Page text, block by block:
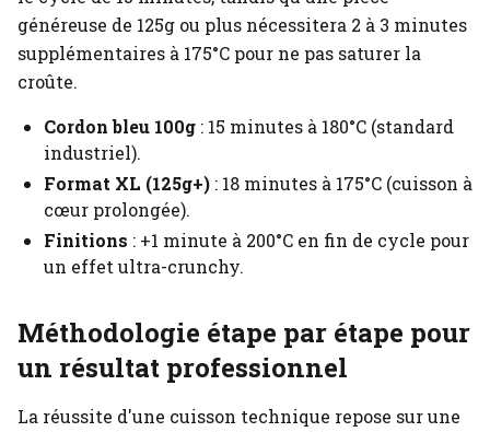
généreuse de 125g ou plus nécessitera 2 à 3 minutes
supplémentaires à 175°C pour ne pas saturer la
croûte.
Cordon bleu 100g : 15 minutes à 180°C (standard
industriel).
Format XL (125g+) : 18 minutes à 175°C (cuisson à
cœur prolongée).
Finitions : +1 minute à 200°C en fin de cycle pour
un effet ultra-crunchy.
Méthodologie étape par étape pour
un résultat professionnel
La réussite d'une cuisson technique repose sur une